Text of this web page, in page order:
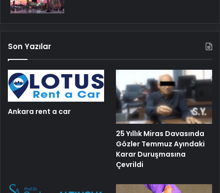
Son Yazılar
Ankara rent a car
25 Yıllık Miras Davasında
Gözler Temmuz Ayındaki
Karar Duruşmasına
Çevrildi